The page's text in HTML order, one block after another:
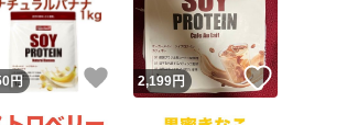
！
円 いいね！
2,199円 いいね！